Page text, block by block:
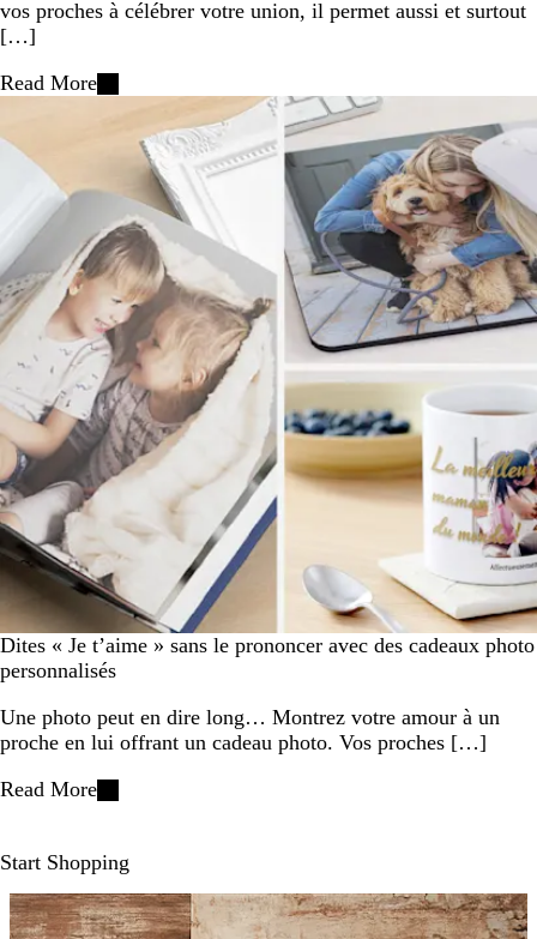
vos proches à célébrer votre union, il permet aussi et surtout
[…]
Read More
Dites « Je t’aime » sans le prononcer avec des cadeaux photo
personnalisés
Une photo peut en dire long… Montrez votre amour à un
proche en lui offrant un cadeau photo. Vos proches […]
Read More
Start Shopping